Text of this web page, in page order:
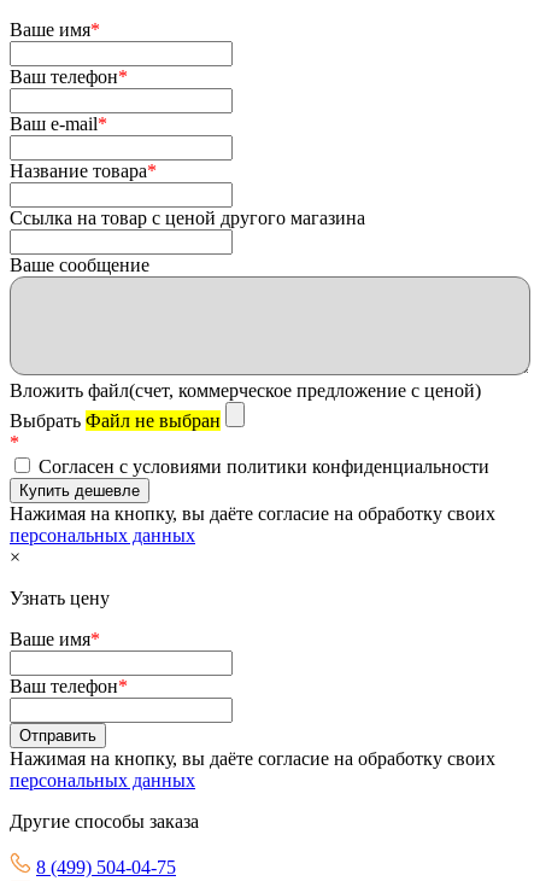
Ваше имя*
Ваш телефон*
Ваш e-mail*
Название товара*
Ссылка на товар с ценой другого магазина
Ваше сообщение
Вложить файл(счет, коммерческое предложение с ценой)
Выбрать Файл не выбран
*
Согласен с условиями политики конфиденциальности
Нажимая на кнопку, вы даёте согласие на обработку своих
персональных данных
×
Узнать цену
Ваше имя*
Ваш телефон*
Нажимая на кнопку, вы даёте согласие на обработку своих
персональных данных
Другие способы заказа
8 (499) 504-04-75